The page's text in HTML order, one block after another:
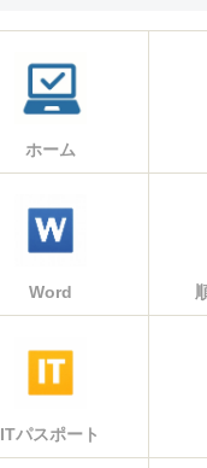
ホーム
Word
ITパスポート